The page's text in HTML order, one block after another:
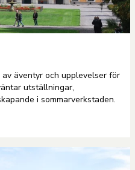
äventyr och upplevelser för
utställningar,
i sommarverkstaden.